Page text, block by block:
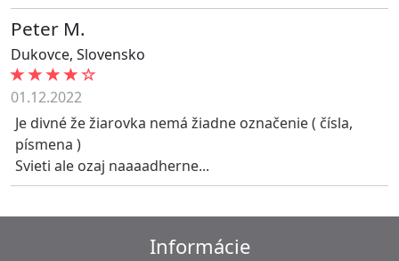
Peter M.
Dukovce, Slovensko
01.12.2022
Je divné že žiarovka nemá žiadne označenie ( čísla,
písmena )
Svieti ale ozaj naaaadherne...
Informácie